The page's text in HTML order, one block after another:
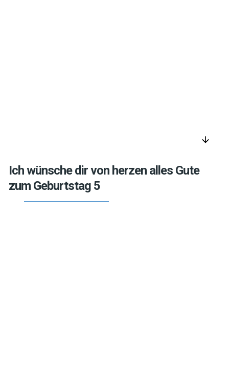
arrow_downward
Ich wünsche dir von herzen alles Gute
zum Geburtstag 5